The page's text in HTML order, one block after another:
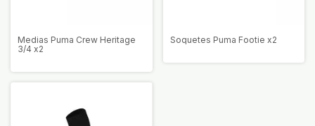
Medias Puma Crew Heritage
3/4 x2
Soquetes Puma Footie x2